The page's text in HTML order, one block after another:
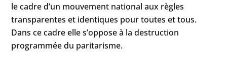
le cadre d’un mouvement national aux règles
transparentes et identiques pour toutes et tous.
Dans ce cadre elle s’oppose à la destruction
programmée du paritarisme.